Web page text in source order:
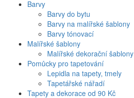
Barvy
Barvy do bytu
Barvy na malířské šablony
Barvy tónovací
Malířské šablony
Malířské dekorační šablony
Pomůcky pro tapetování
Lepidla na tapety, tmely
Tapetářské nářadí
Tapety a dekorace od 90 Kč